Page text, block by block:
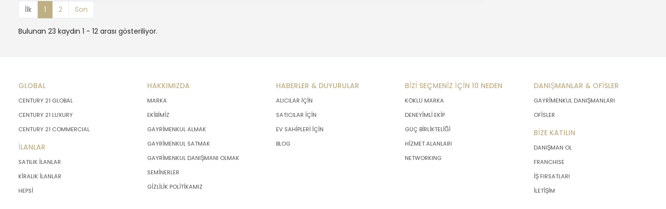
İlk 1 2 Son
Bulunan 23 kaydın 1 - 12 arası gösteriliyor.
GLOBAL
CENTURY 21 GLOBAL
CENTURY 21 LUXURY
CENTURY 21 COMMERCIAL
İLANLAR
SATILIK İLANLAR
KİRALIK İLANLAR
HEPSİ
HAKKIMIZDA
MARKA
EKİBİMİZ
GAYRİMENKUL ALMAK
GAYRİMENKUL SATMAK
GAYRİMENKUL DANIŞMANI OLMAK
SEMİNERLER
GİZLİLİK POLİTİKAMIZ
HABERLER & DUYURULAR
ALICILAR İÇİN
SATICILAR İÇİN
EV SAHİPLERİ İÇİN
BLOG
BİZİ SEÇMENİZ İÇİN 10 NEDEN
KÖKLÜ MARKA
DENEYİMLİ EKİP
GÜÇ BİRLİKTELİĞİ
HİZMET ALANLARI
NETWORKING
DANIŞMANLAR & OFİSLER
GAYRİMENKUL DANIŞMANLARI
OFİSLER
BİZE KATILIN
DANIŞMAN OL
FRANCHISE
İŞ FIRSATLARI
İLETİŞİM